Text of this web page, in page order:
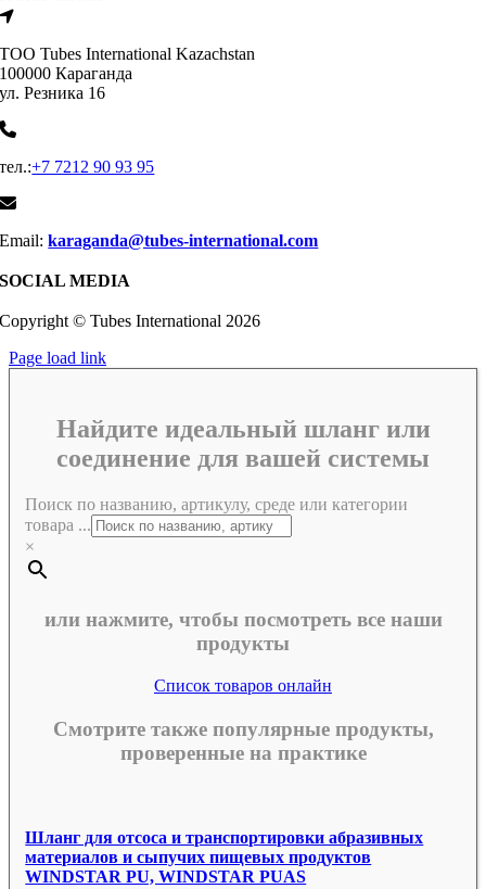
ТОО Tubes International Kazachstan
100000 Караганда
ул. Резника 16
тел.:+7 7212 90 93 95
Email:karaganda@tubes-international.com
SOCIAL MEDIA
Copyright © Tubes International 2026
Page load link
Найдите идеальный шланг или
соединение для вашей системы
Поиск по названию, артикулу, среде или категории
товара ...
×
или нажмите, чтобы посмотреть все наши
продукты
Список товаров онлайн
Смотрите также популярные продукты,
проверенные на практике
Шланг для отсоса и транспортировки абразивных
материалов и сыпучих пищевых продуктов
WINDSTAR PU, WINDSTAR PUAS